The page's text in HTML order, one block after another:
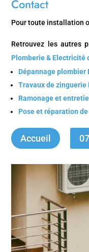
Contact
Pour toute installation
Retrouvez les autres
Plomberie & Electricité
Dépannage
Travaux de
Ramonage et
Pose et réparation
Accueil